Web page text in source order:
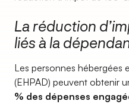
La réduction
liés à la
Les personnes hébergées
(EHPAD) peuvent obtenir
% des dépenses